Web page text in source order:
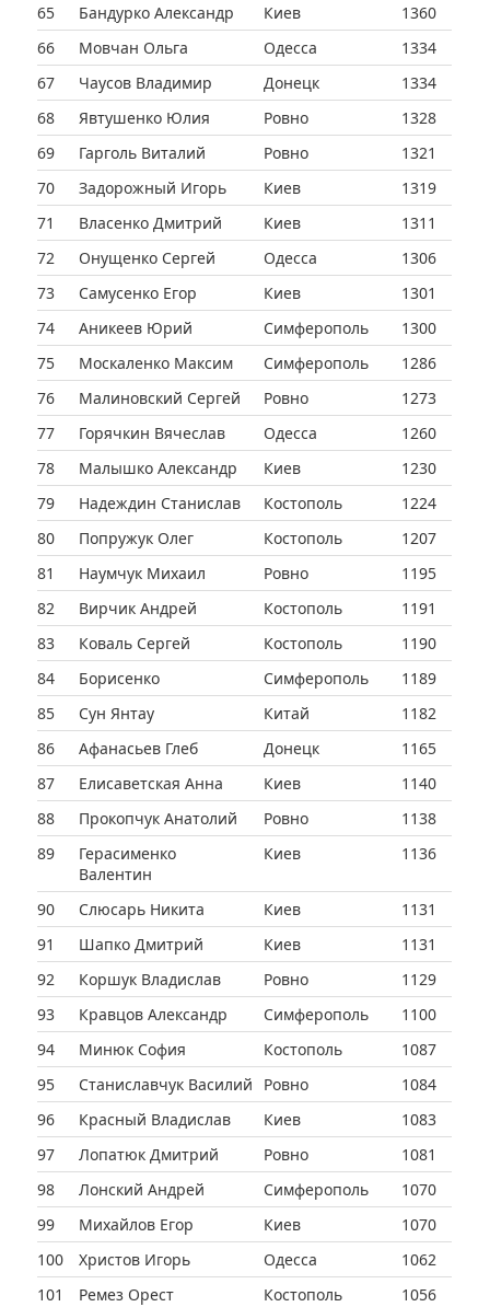
65
Бандурко Александр Киев
1360
66
Мовчан Ольга Одесса
1334
67
Чаусов Владимир Донецк
1334
68
Явтушенко Юлия Ровно
1328
69
Гарголь Виталий Ровно
1321
70
Задорожный Игорь Киев
1319
71
Власенко Дмитрий Киев
1311
72
Онущенко Сергей Одесса
1306
73
Самусенко Егор Киев
1301
74
Аникеев Юрий Симферополь
1300
75
Москаленко Максим Симферополь
1286
76
Малиновский Сергей Ровно
1273
77
Горячкин Вячеслав Одесса
1260
78
Малышко Александр Киев
1230
79
Надеждин Станислав Костополь
1224
80
Попружук Олег Костополь
1207
81
Наумчук Михаил Ровно
1195
82
Вирчик Андрей Костополь
1191
83
Коваль Сергей Костополь
1190
84
Борисенко Симферополь
1189
85
Сун Янтау Китай
1182
86
Афанасьев Глеб Донецк
1165
87
Елисаветская Анна Киев
1140
88
Прокопчук Анатолий Ровно
1138
89
Герасименко
Валентин
Киев 1136
90 Слюсарь Никита Киев
1131
91
Шапко Дмитрий Киев
1131
92
Коршук Владислав Ровно
1129
93
Кравцов Александр Симферополь
1100
94
Минюк София Костополь
1087
95
Станиславчук Василий Ровно
1084
96
Красный Владислав Киев
1083
97
Лопатюк Дмитрий Ровно
1081
98
Лонский Андрей Симферополь
1070
99
Михайлов Егор Киев
1070
100
Христов Игорь Одесса
1062
101
Ремез Орест Костополь 1056